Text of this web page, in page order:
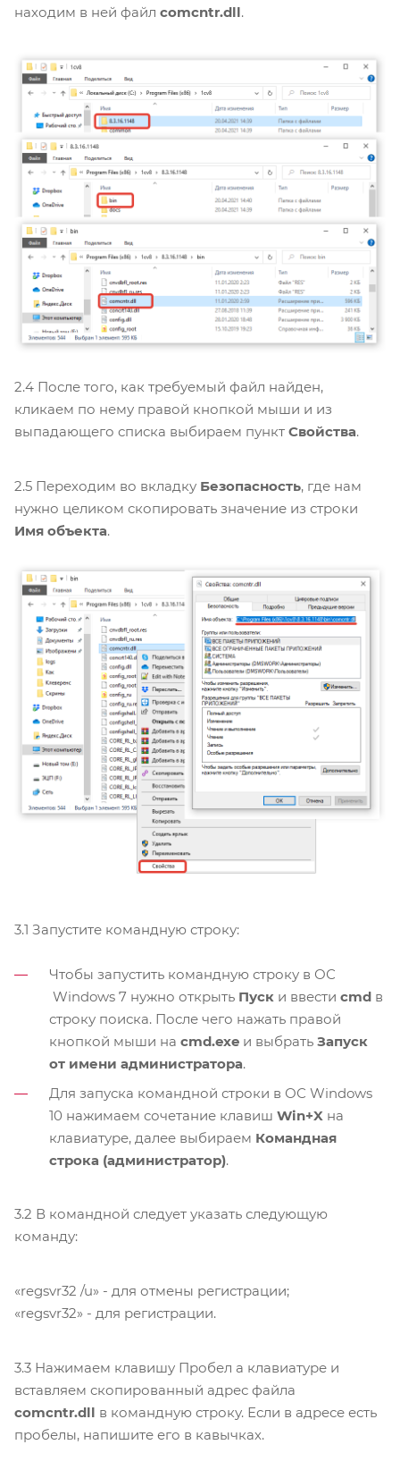
находим в ней файл comcntr.dll.
2.4 После того, как требуемый файл найден,
кликаем по нему правой кнопкой мыши и из
выпадающего списка выбираем пункт Свойства.
2.5 Переходим во вкладку Безопасность, где нам
нужно целиком скопировать значение из строки
Имя объекта.
3.1 ​Запустите командную строку:
Чтобы запустить командную строку в ОС
Windows 7 нужно открыть Пуск и ввести cmd в
строку поиска. После чего нажать правой
кнопкой мыши на cmd.exe и выбрать Запуск
от имени администратора.
Для запуска командной строки в ОС Windows
10 нажимаем сочетание клавиш Win+X на
клавиатуре, далее выбираем Командная
строка (администратор).
3.2 В командной следует указать следующую
команду:
«regsvr32 /u» - для отмены регистрации;
«regsvr32» - для регистрации.
3.3 Нажимаем клавишу Пробел а клавиатуре и
вставляем скопированный адрес файла
comcntr.dll в командную строку. Если в адресе есть
пробелы, напишите его в кавычках.